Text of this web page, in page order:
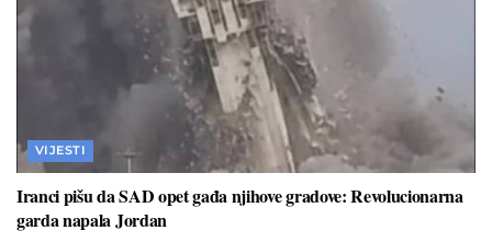
VIJESTI
Iranci pišu da SAD opet gađa njihove gradove: Revolucionarna
garda napala Jordan